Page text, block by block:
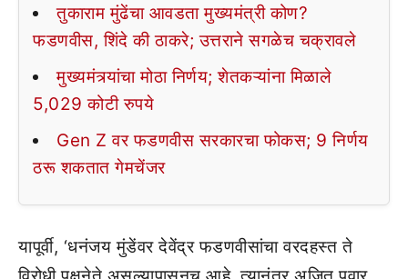
तुकाराम मुंढेंचा आवडता मुख्यमंत्री कोण?
फडणवीस, शिंदे की ठाकरे; उत्तराने सगळेच चक्रावले
मुख्यमंत्र्यांचा मोठा निर्णय; शेतकऱ्यांना मिळाले
5,029 कोटी रुपये
Gen Z वर फडणवीस सरकारचा फोकस; 9 निर्णय
ठरू शकतात गेमचेंजर
यापूर्वी, ‘धनंजय मुंडेंवर देवेंद्र फडणवीसांचा वरदहस्त ते